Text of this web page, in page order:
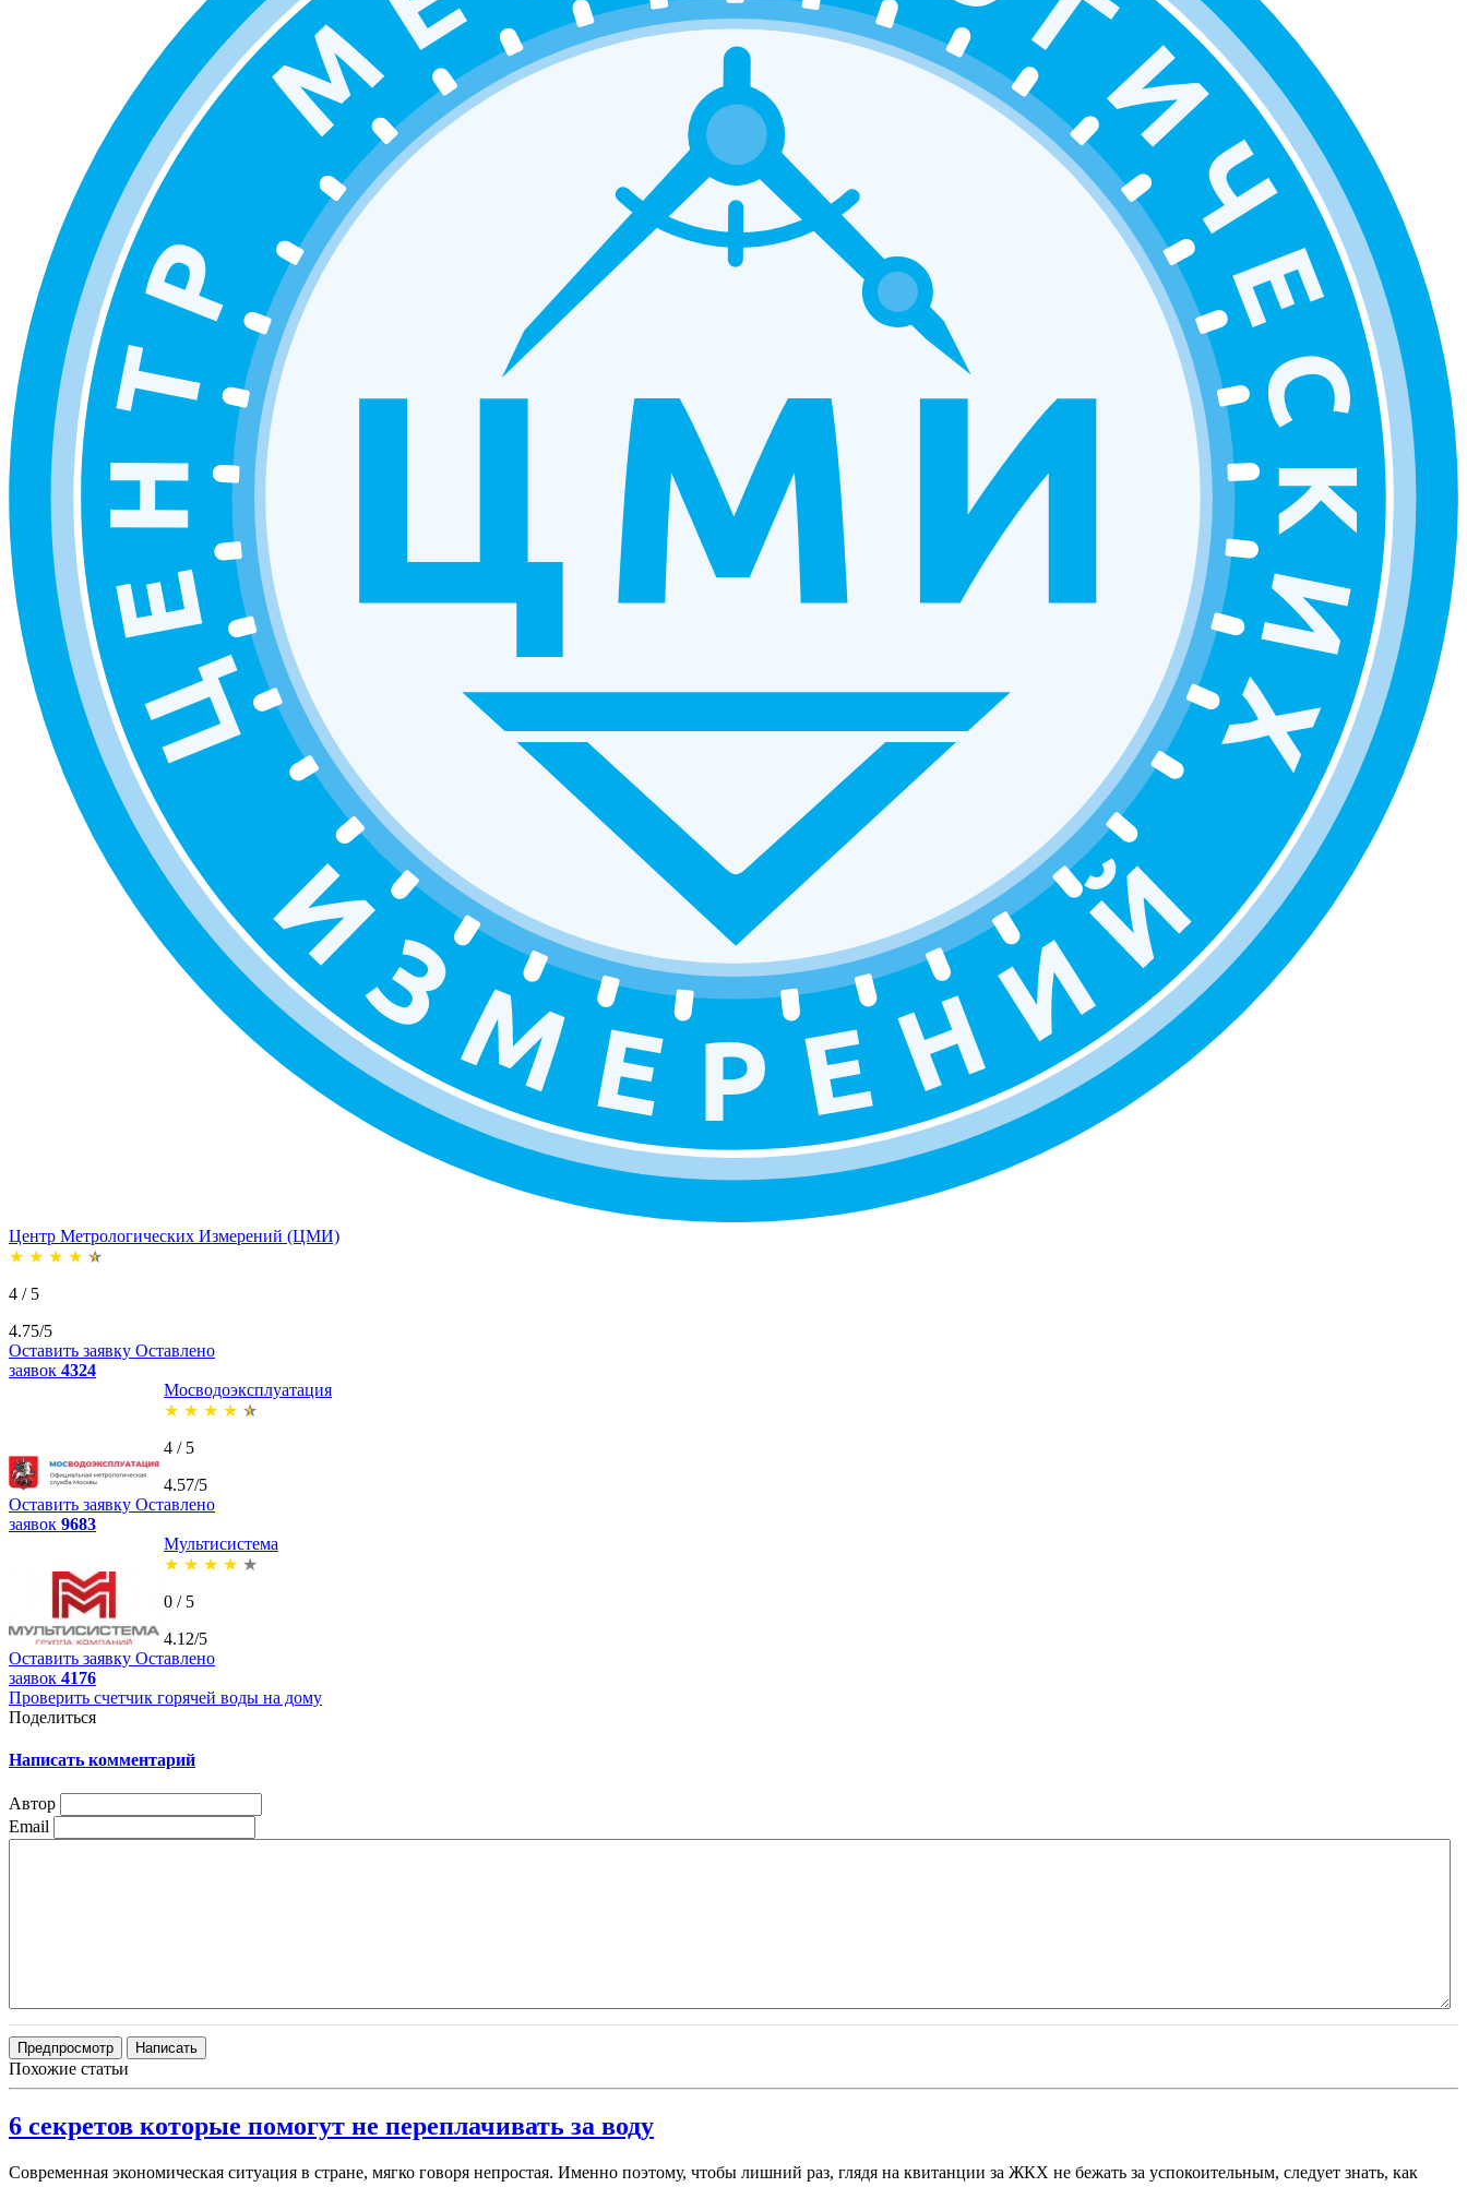
Центр Метрологических Измерений (ЦМИ)
★ ★ ★ ★ ★
4 / 5
4.75/5
Оставить заявку Оставлено
заявок 4324
Мосводоэксплуатация
★ ★ ★ ★ ★
4 / 5
4.57/5
Оставить заявку Оставлено
заявок 9683
Мультисистема
★ ★ ★ ★ ★
0 / 5
4.12/5
Оставить заявку Оставлено
заявок 4176
Проверить счетчик горячей воды на дому
Поделиться
Написать комментарий
Автор
Email
Похожие статьи
6 секретов которые помогут не переплачивать за воду
Современная экономическая ситуация в стране, мягко говоря непростая. Именно поэтому, чтобы лишний раз, глядя на квитанции за ЖКХ не бежать за успокоительным, следует знать, как